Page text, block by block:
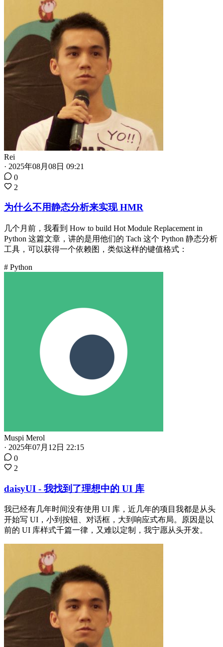
Rei
· 2025年08月08日 09:21
0
2
为什么不用静态分析来实现 HMR
几个月前，我看到 How to build Hot Module Replacement in
Python 这篇文章，讲的是用他们的 Tach 这个 Python 静态分析
工具，可以获得一个依赖图，类似这样的键值格式：
# Python
Muspi Merol
· 2025年07月12日 22:15
0
2
daisyUI - 我找到了理想中的 UI 库
我已经有几年时间没有使用 UI 库，近几年的项目我都是从头
开始写 UI，小到按钮、对话框，大到响应式布局。原因是以
前的 UI 库样式千篇一律，又难以定制，我宁愿从头开发。